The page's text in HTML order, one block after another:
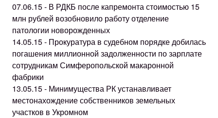
07.06.15 - В РДКБ после капремонта стоимостью 15
млн рублей возобновило работу отделение
патологии новорожденных
14.05.15 - Прокуратура в судебном порядке добилась
погашения миллионной задолженности по зарплате
сотрудникам Симферопольской макаронной
фабрики
13.05.15 - Минимущества РК устанавливает
местонахождение собственников земельных
участков в Укромном